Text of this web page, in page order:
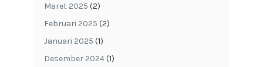
Maret 2025 (2)
Februari 2025 (2)
Januari 2025 (1)
Desember 2024(1)